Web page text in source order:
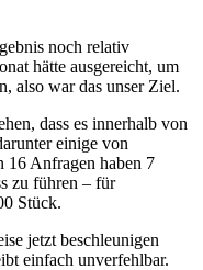
noch relativ
hätte ausgereicht, um
also war das unser Ziel.
dass es innerhalb von
einige von
16 Anfragen haben 7
zu führen – für
Stück.
jetzt beschleunigen
einfach unverfehlbar.